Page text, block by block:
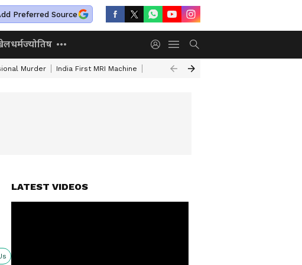
Preferred Source
धर्मज्योतिष
Murder India First MRI Machine Independence Day Speech In Hindi
LATEST VIDEOS